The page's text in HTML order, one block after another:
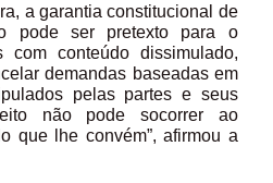
a garantia constitucional de
pode ser pretexto para o
com conteúdo dissimulado,
demandas baseadas em
pelas partes e seus
não pode socorrer ao
que lhe convém”, afirmou a